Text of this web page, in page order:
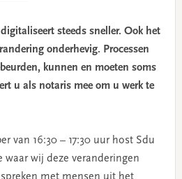
steeds sneller. Ook het
onderhevig. Processen
kunnen en moeten soms
u als notaris mee om u werk te
van 16:30 – 17:30 uur host Sdu
wij deze veranderingen